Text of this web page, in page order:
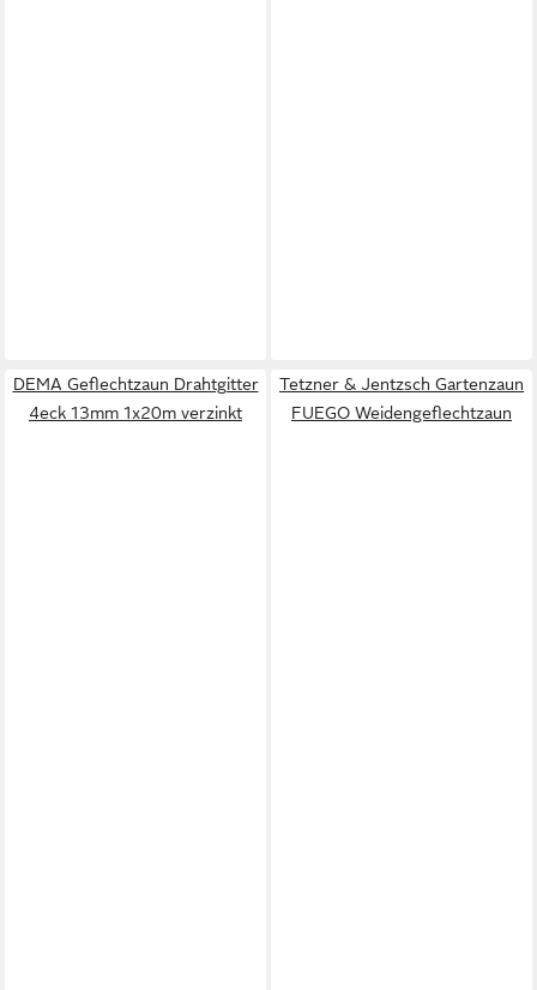
DEMA Geflechtzaun Drahtgitter
4eck 13mm 1x20m verzinkt
Tetzner & Jentzsch Gartenzaun
FUEGO Weidengeflechtzaun